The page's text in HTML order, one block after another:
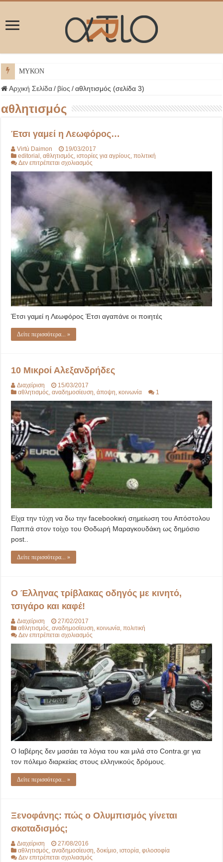
ΜΥΚΟΝΟΣ
Αρχική Σελίδα / βίος / αθλητισμός (σελίδα 3)
αθλητισμός
Έτσι γαμεί η Λεωφόρος…
Virtù Daimon
19/03/2017
editorial ,αθλητισμός ,ιστορίες για αγρίους ,πολιτική
Δεν επιτρέπεται σχολιασμός
γαμεί
η
Λεωφόρος…
Έτσι γαμεί η Λεωφόρος Έτσι αγαπάνε οι ποιητές
Δείτε περισσότερα... »
10 Μικροί Αλεξανδρήδες
Διαχείριση
15/03/2017
αθλητισμός,αναδημοσίευση,άποψη,κοινωνία 1
Είχα την τύχη να δω την facebookική σημείωση του Απόστολου
Παππά στον τοίχο του Θοδωρή Μαραγκουδάκη ως δημόσιο
post..
Δείτε περισσότερα... »
Ο Έλληνας τρίβλακας οδηγός με κινητό,
τσιγάρο και καφέ!
Διαχείριση
27/02/2017
αθλητισμός,αναδημοσίευση,κοινωνία,πολιτική
Δεν επιτρέπεται σχολιασμός
Έλληνας
τρίβλακας
οδηγός
με
κινητό,
τσιγάρο
και
καφέ!
Ο Ιαβέρης δεν μασάει τα λόγια του και μιλά στο Contra.gr για
τον πόλεμο διαρκείας στους ελληνικούς δρόμους.
Δείτε περισσότερα... »
Ξενοφάνης: πώς ο Ολυμπισμός γίνεται
σκοταδισμός;
Διαχείριση
27/08/2016
αθλητισμός,αναδημοσίευση,δοκίμιο,ιστορία,φιλοσοφία
Δεν επιτρέπεται σχολιασμός